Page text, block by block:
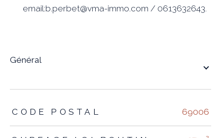
email:b.perbet@vma-immo.com / 0613632643.
général
TRAD_ZEPHYR_Caracteristique TRAD_ZEPHYR_Valeurs
CODE POSTAL 69006